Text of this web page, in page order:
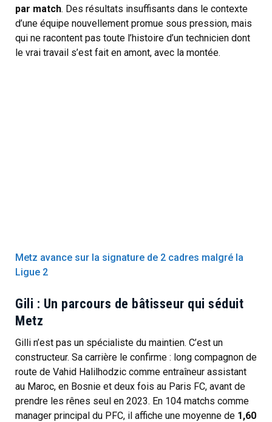
par match. Des résultats insuffisants dans le contexte
d’une équipe nouvellement promue sous pression, mais
qui ne racontent pas toute l’histoire d’un technicien dont
le vrai travail s’est fait en amont, avec la montée.
Metz avance sur la signature de 2 cadres malgré la
Ligue 2
Gili : Un parcours de bâtisseur qui séduit
Metz
Gilli n’est pas un spécialiste du maintien. C’est un
constructeur. Sa carrière le confirme : long compagnon de
route de Vahid Halilhodzic comme entraîneur assistant
au Maroc, en Bosnie et deux fois au Paris FC, avant de
prendre les rênes seul en 2023. En 104 matchs comme
manager principal du PFC, il affiche une moyenne de 1,60